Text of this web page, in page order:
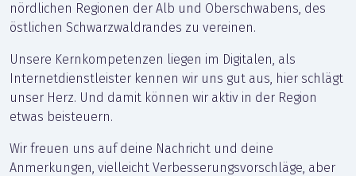
nördlichen Regionen der Alb und Oberschwabens, des
östlichen Schwarzwaldrandes zu vereinen.
Unsere Kernkompetenzen liegen im Digitalen, als
Internetdienstleister kennen wir uns gut aus, hier schlägt
unser Herz. Und damit können wir aktiv in der Region
etwas beisteuern.
Wir freuen uns auf deine Nachricht und deine
Anmerkungen, vielleicht Verbesserungsvorschläge, aber